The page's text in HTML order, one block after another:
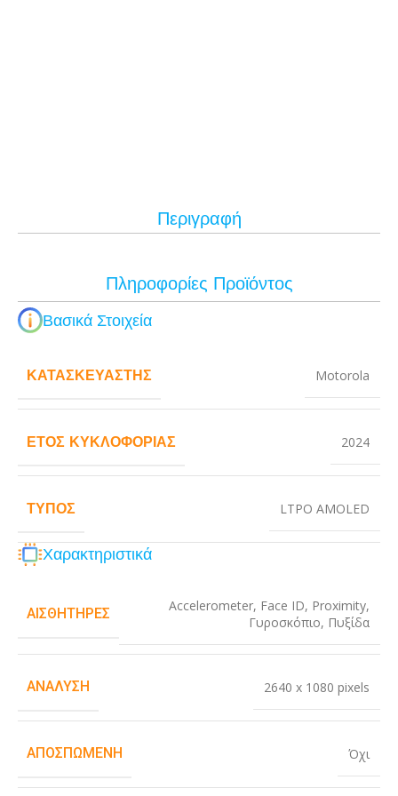
Περιγραφή
Πληροφορίες Προϊόντος
Βασικά Στοιχεία
ΚΑΤΑΣΚΕΥΑΣΤΉΣ Motorola
ΈΤΟΣ ΚΥΚΛΟΦΟΡΊΑΣ 2024
ΤΎΠΟΣ LTPO AMOLED
Χαρακτηριστικά
ΑΙΣΘΗΤΉΡΕΣ Accelerometer, Face ID, Proximity,
Γυροσκόπιο, Πυξίδα
ΑΝΆΛΥΣΗ 2640 x 1080 pixels
ΑΠΟΣΠΏΜΕΝΗ Όχι